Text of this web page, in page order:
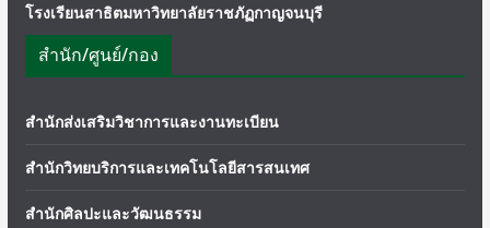
โรงเรียนสาธิตมหาวิทยาลัยราชภัฏกาญจนบุรี
สำนัก/ศูนย์/กอง
สำนักส่งเสริมวิชาการและงานทะเบียน
สำนักวิทยบริการและเทคโนโลยีสารสนเทศ
สำนักศิลปะและวัฒนธรรม